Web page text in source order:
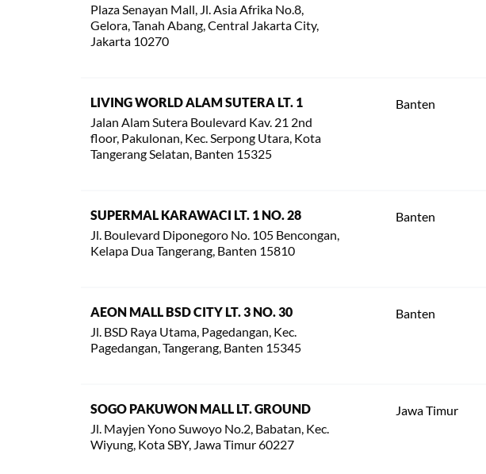
Plaza Senayan Mall, Jl. Asia Afrika No.8,
Gelora, Tanah Abang, Central Jakarta City,
Jakarta 10270
LIVING WORLD ALAM SUTERA LT. 1
Jalan Alam Sutera Boulevard Kav. 21 2nd
floor, Pakulonan, Kec. Serpong Utara, Kota
Tangerang Selatan, Banten 15325
Banten
SUPERMAL KARAWACI LT. 1 NO. 28
Jl. Boulevard Diponegoro No. 105 Bencongan,
Kelapa Dua Tangerang, Banten 15810
Banten
AEON MALL BSD CITY LT. 3 NO. 30
Jl. BSD Raya Utama, Pagedangan, Kec.
Pagedangan, Tangerang, Banten 15345
Banten
SOGO PAKUWON MALL LT. GROUND
Jl. Mayjen Yono Suwoyo No.2, Babatan, Kec.
Wiyung, Kota SBY, Jawa Timur 60227
Jawa Timur